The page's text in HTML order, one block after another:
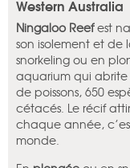
Western Australia
Ningaloo Reefest
son isolement et
snorkeling ou en
aquarium qui abrite
de poissons, 650
cétacés. Le récif
chaque année,
monde.